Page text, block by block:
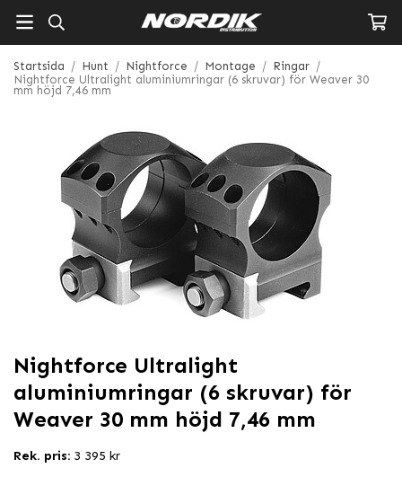
Startsida / Hunt / Nightforce / Montage / Ringar /
Nightforce Ultralight aluminiumringar (6 skruvar) för Weaver 30
mm höjd 7,46 mm
Nightforce Ultralight
aluminiumringar (6 skruvar) för
Weaver 30 mm höjd 7,46 mm
Rek. pris: 3 395 kr